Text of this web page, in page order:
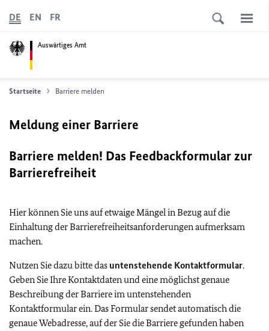
Auswärtiges Amt
DE EN FR
Startseite Barriere melden
Meldung einer Barriere
Barriere melden! Das Feedbackformular zur
Barrierefreiheit
Hier können Sie uns auf etwaige Mängel in Bezug auf die
Einhaltung der Barrierefreiheitsanforderungen aufmerksam
machen.
Nutzen Sie dazu bitte das untenstehende Kontaktformular.
Geben Sie Ihre Kontaktdaten und eine möglichst genaue
Beschreibung der Barriere im untenstehenden
Kontaktformular ein. Das Formular sendet automatisch die
genaue Webadresse, auf der Sie die Barriere gefunden haben